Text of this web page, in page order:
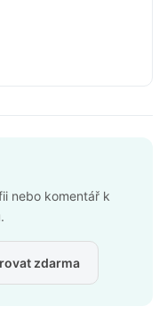
nebo komentář k
zdarma